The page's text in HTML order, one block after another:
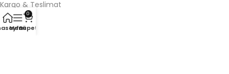
Kargo & Teslimat
Blog
Menü
0
Sepet